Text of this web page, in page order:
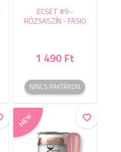
ECSET #9 -
RÓZSASZÍN - FASIO
1 490 Ft
NINCS RAKTÁRON